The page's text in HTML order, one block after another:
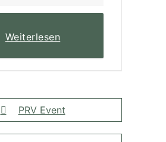
Weiterlesen
PRV Event